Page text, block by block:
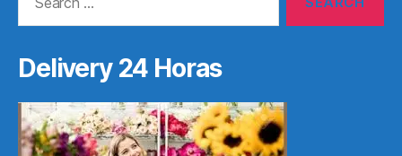
Delivery 24 Horas